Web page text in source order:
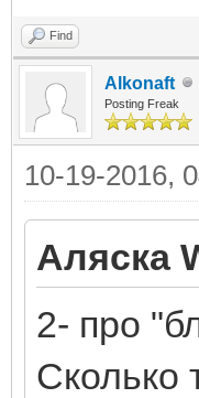
Find
Alkonaft
Posting Freak
10-19-2016,
Аляска
2- про
Сколько